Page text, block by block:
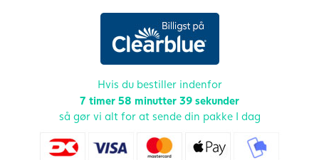
Hvis du bestiller indenfor
7 timer 58 minutter 38 sekunder
så gør vi alt for at sende din pakke I dag